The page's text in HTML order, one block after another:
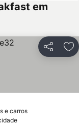
em
Partilhar
e carros